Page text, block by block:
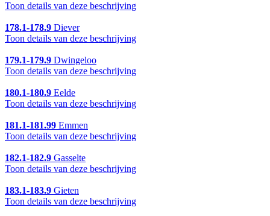
Toon details van deze beschrijving
178.1-178.9 Diever
Toon details van deze beschrijving
179.1-179.9 Dwingeloo
Toon details van deze beschrijving
180.1-180.9 Eelde
Toon details van deze beschrijving
181.1-181.99 Emmen
Toon details van deze beschrijving
182.1-182.9 Gasselte
Toon details van deze beschrijving
183.1-183.9 Gieten
Toon details van deze beschrijving